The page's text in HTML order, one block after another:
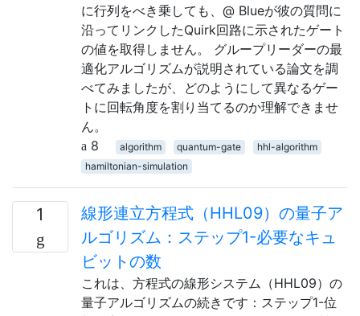
に行列をべき乗しても、@ Blueが彼の質問に
沿ってリンクしたQuirk回路に示されたゲート
の値を取得しません。 グループリーダーの最
適化アルゴリズムが説明されている論文を調
べてみましたが、どのようにして異なるゲー
トに回転角度を割り当てるのか理解できませ
ん。
8
algorithm quantum-gate
hhl-algorithm
hamiltonian-simulation
1
線形連立方程式（HHL09）の量子ア
ルゴリズム：ステップ1-必要なキュ
ビットの数
これは、方程式の線形システム（HHL09）の
量子アルゴリズムの続きです：ステップ1-位